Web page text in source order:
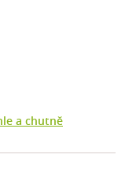
a chutně